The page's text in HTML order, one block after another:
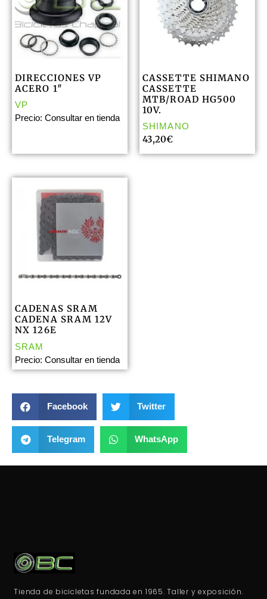
DIRECCIONES VP
ACERO 1″
VP
Precio: Consultar en tienda
CASSETTE SHIMANO
CASSETTE
MTB/ROAD HG500
10V.
SHIMANO
43,20€
CADENAS SRAM
CADENA SRAM 12V
NX 126E
SRAM
Precio: Consultar en tienda
Facebook Twitter
Telegram WhatsApp
Tienda de bicicletas fundada en 1965. Taller y exposición.